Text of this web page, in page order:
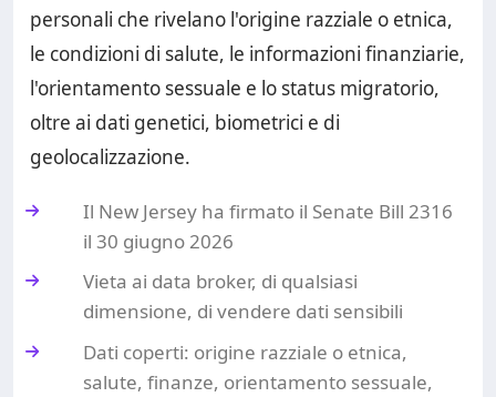
personali che rivelano l'origine razziale o etnica,
le condizioni di salute, le informazioni finanziarie,
l'orientamento sessuale e lo status migratorio,
oltre ai dati genetici, biometrici e di
geolocalizzazione.
Il New Jersey ha firmato il Senate Bill 2316
il 30 giugno 2026
Vieta ai data broker, di qualsiasi
dimensione, di vendere dati sensibili
Dati coperti: origine razziale o etnica,
salute, finanze, orientamento sessuale,